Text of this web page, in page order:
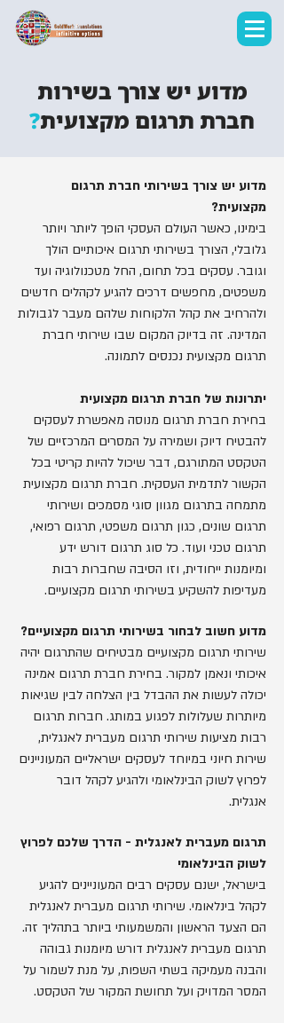
מדוע יש צורך בשירות
חברת תרגום מקצועית?
מדוע יש צורך בשירותי חברת תרגום
מקצועית?
בימינו, כאשר העולם העסקי הופך ליותר ויותר
גלובלי, הצורך בשירותי תרגום איכותיים הולך
וגובר. עסקים בכל תחום, החל מטכנולוגיה ועד
משפטים, מחפשים דרכים להגיע לקהלים חדשים
ולהרחיב את קהל הלקוחות שלהם מעבר לגבולות
המדינה. זה בדיוק המקום שבו שירותי חברת
תרגום מקצועית נכנסים לתמונה.
יתרונות של חברת תרגום מקצועית
בחירת חברת תרגום מנוסה מאפשרת לעסקים
להבטיח דיוק ושמירה על המסרים המרכזיים של
הטקסט המתורגם, דבר שיכול להיות קריטי בכל
הקשור לתדמית העסקית. חברת תרגום מקצועית
מתמחה בתרגום מגוון סוגי מסמכים ושירותי
תרגום שונים, כגון תרגום משפטי, תרגום רפואי,
תרגום טכני ועוד. כל סוג תרגום דורש ידע
ומיומנות ייחודית, וזו הסיבה שחברות רבות
מעדיפות להשקיע בשירותי תרגום מקצועיים.
מדוע חשוב לבחור בשירותי תרגום מקצועיים?
שירותי תרגום מקצועיים מבטיחים שהתרגום יהיה
איכותי ונאמן למקור. בחירת חברת תרגום אמינה
יכולה לעשות את ההבדל בין הצלחה לבין שגיאות
מיותרות שעלולות לפגוע במותג. חברות תרגום
רבות מציעות שירותי תרגום מעברית לאנגלית,
שירות חיוני במיוחד לעסקים ישראליים המעוניינים
לפרוץ לשוק הבינלאומי ולהגיע לקהל דובר
אנגלית.
תרגום מעברית לאנגלית - הדרך שלכם לפרוץ
לשוק הבינלאומי
בישראל, ישנם עסקים רבים המעוניינים להגיע
לקהל בינלאומי. שירותי תרגום מעברית לאנגלית
הם הצעד הראשון והמשמעותי ביותר בתהליך זה.
תרגום מעברית לאנגלית דורש מיומנות גבוהה
והבנה מעמיקה בשתי השפות, על מנת לשמור על
המסר המדויק ועל תחושת המקור של הטקסט.